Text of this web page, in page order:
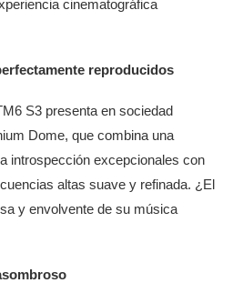
cinematográfica
reproducidos
S3 presenta en sociedad
Dome, que combina una
introspección excepcionales con
altas suave y refinada. ¿El
y envolvente de su música